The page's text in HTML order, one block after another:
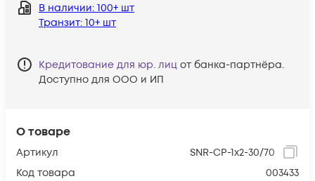
О товаре
Артикул
SNR-CP-1x2-30/70
Код товара
003433
В наличии: 100+ шт
Транзит: 10+ шт
Кредитование для юр. лиц от банка-партнёра.
Доступно для ООО и ИП